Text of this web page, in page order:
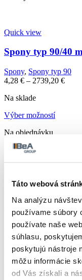
Táto webová
Na analýzu
používame súbory
používate naše
súhlasu,
poskytujú nástroje
môžu informácie
od Vás získali a
Quick view
Spony typ 90/40
Spony, Spony typ 90
4,28 € – 2739,20 €
Na sklade
Výber možností
Na objednávku
Spony typ 92/25
, Spony typ 92
5292,00 €–
Na sklade
Výber možností
Na objednávku